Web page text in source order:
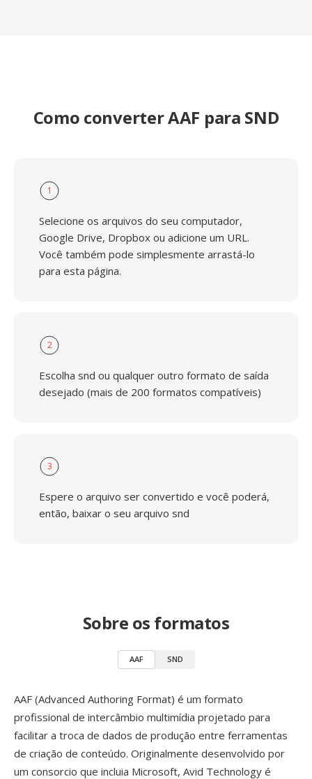
Como converter AAF para SND
1
Selecione os arquivos do seu computador,
Google Drive, Dropbox ou adicione um URL.
Você também pode simplesmente arrastá-lo
para esta página.
2
Escolha snd ou qualquer outro formato de saída
desejado (mais de 200 formatos compatíveis)
3
Espere o arquivo ser convertido e você poderá,
então, baixar o seu arquivo snd
Sobre os formatos
AAF SND
AAF (Advanced Authoring Format) é um formato
profissional de intercâmbio multimídia projetado para
facilitar a troca de dados de produção entre ferramentas
de criação de conteúdo. Originalmente desenvolvido por
um consorcio que incluia Microsoft, Avid Technology é